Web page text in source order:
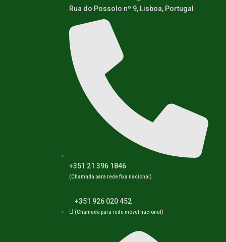
Rua do Possolo nº 9, Lisboa, Portugal
+351 21 396 1846
(Chamada para rede fixa nacional)
+351 926 020 452
(Chamada para rede móvel nacional)